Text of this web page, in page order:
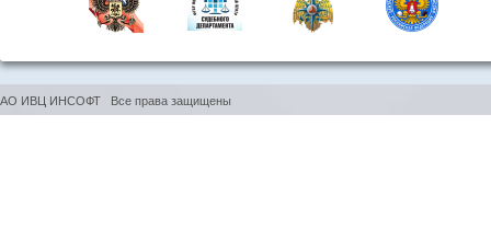
АО ИВЦ ИНСОФТ Все права защищены